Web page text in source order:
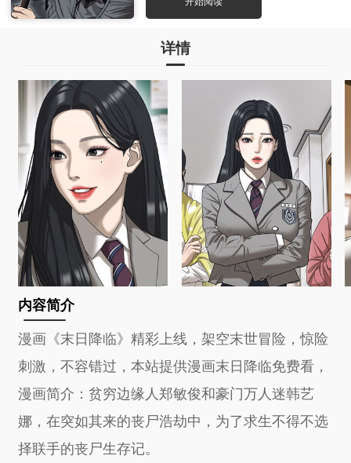
详情
内容简介
漫画《末日降临》精彩上线，架空末世冒险，惊险
刺激，不容错过，本站提供漫画末日降临免费看，
漫画简介：贫穷边缘人郑敏俊和豪门万人迷韩艺
娜，在突如其来的丧尸浩劫中，为了求生不得不选
择联手的丧尸生存记。